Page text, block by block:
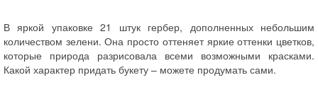
В яркой упаковке 21 штук гербер, дополненных небольшим
количеством зелени. Она просто оттеняет яркие оттенки цветков,
которые природа разрисовала всеми возможными красками.
Какой характер придать букету – можете продумать сами.